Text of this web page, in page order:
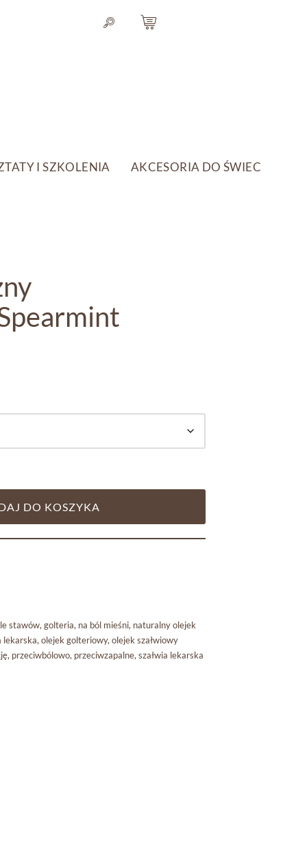
I SZKOLENIA AKCESORIA DO ŚWIEC
DO KOSZYKA
stawów,golteria, na ból mieśni, naturalny olejek
lekarska,olejek golteriowy,olejek szałwiowy
, przeciwbólowo, przeciwzapalne,szałwia lekarska